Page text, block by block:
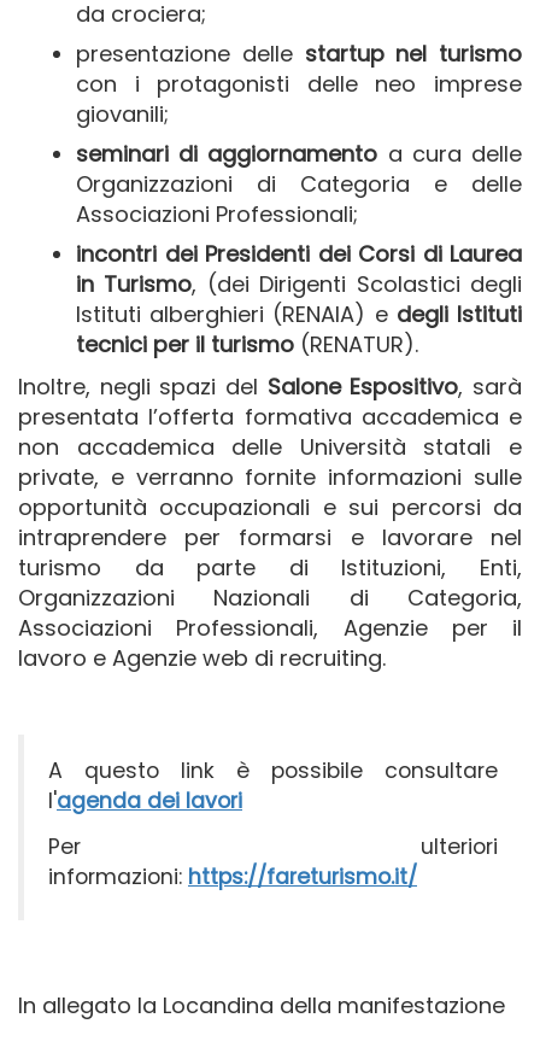
da crociera;
presentazione delle startup nel turismo
con i protagonisti delle neo imprese
giovanili;
seminari di aggiornamento a cura delle
Organizzazioni di Categoria e delle
Associazioni Professionali;
incontri dei Presidenti dei Corsi di Laurea
in Turismo, (dei Dirigenti Scolastici degli
Istituti alberghieri (RENAIA) e degli Istituti
tecnici per il turismo (RENATUR).
Inoltre, negli spazi del Salone Espositivo, sarà
presentata l’offerta formativa accademica e
non accademica delle Università statali e
private, e verranno fornite informazioni sulle
opportunità occupazionali e sui percorsi da
intraprendere per formarsi e lavorare nel
turismo da parte di Istituzioni, Enti,
Organizzazioni Nazionali di Categoria,
Associazioni Professionali, Agenzie per il
lavoro e Agenzie web di recruiting.
A questo link è possibile consultare
l'agenda dei lavori
Per ulteriori
informazioni: https://fareturismo.it/
In allegato la Locandina della manifestazione